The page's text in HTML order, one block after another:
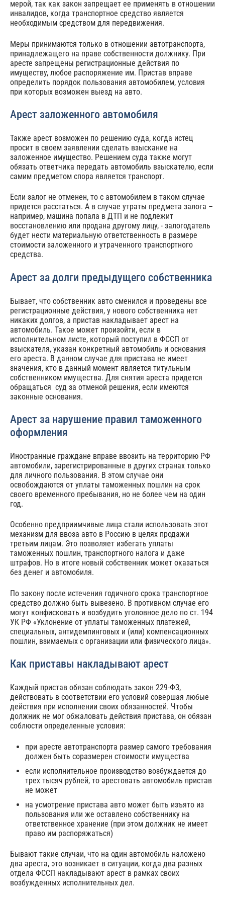
мерой, так как закон запрещает ее применять в отношении
инвалидов, когда транспортное средство является
необходимым средством для передвижения.
Меры принимаются только в отношении автотранспорта,
принадлежащего на праве собственности должнику. При
аресте запрещены регистрационные действия по
имуществу, любое распоряжение им. Пристав вправе
определить порядок пользования автомобилем, условия
при которых возможен выезд на авто.
Арест заложенного автомобиля
Также арест возможен по решению суда, когда истец
просит в своем заявлении сделать взыскание на
заложенное имущество. Решением суда также могут
обязать ответчика передать автомобиль взыскателю, если
самим предметом спора является транспорт.
Если залог не отменен, то с автомобилем в таком случае
придется расстаться. А в случае утраты предмета залога –
например, машина попала в ДТП и не подлежит
восстановлению или продана другому лицу, - залогодатель
будет нести материальную ответственность в размере
стоимости заложенного и утраченного транспортного
средства.
Арест за долги предыдущего собственника
Бывает, что собственник авто сменился и проведены все
регистрационные действия, у нового собственника нет
никаких долгов, а пристав накладывает арест на
автомобиль. Такое может произойти, если в
исполнительном листе, который поступил в ФССП от
взыскателя, указан конкретный автомобиль и основания
его ареста. В данном случае для пристава не имеет
значения, кто в данный момент является титульным
собственником имущества. Для снятия ареста придется
обращаться суд за отменой решения, если имеются
законные основания.
Арест за нарушение правил таможенного
оформления
Иностранные граждане вправе ввозить на территорию РФ
автомобили, зарегистрированные в других странах только
для личного пользования. В этом случае они
освобождаются от уплаты таможенных пошлин на срок
своего временного пребывания, но не более чем на один
год.
Особенно предприимчивые лица стали использовать этот
механизм для ввоза авто в Россию в целях продажи
третьим лицам. Это позволяет избегать уплаты
таможенных пошлин, транспортного налога и даже
штрафов. Но в итоге новый собственник может оказаться
без денег и автомобиля.
По закону после истечения годичного срока транспортное
средство должно быть вывезено. В противном случае его
могут конфисковать и возбудить уголовное дело по ст. 194
УК РФ «Уклонение от уплаты таможенных платежей,
специальных, антидемпинговых и (или) компенсационных
пошлин, взимаемых с организации или физического лица».
Как приставы накладывают арест
Каждый пристав обязан соблюдать закон 229-ФЗ,
действовать в соответствии его условий совершая любые
действия при исполнении своих обязанностей. Чтобы
должник не мог обжаловать действия пристава, он обязан
соблюсти определенные условия:
при аресте автотранспорта размер самого требования
должен быть соразмерен стоимости имущества
если исполнительное производство возбуждается до
трех тысяч рублей, то арестовать автомобиль пристав
не может
на усмотрение пристава авто может быть изъято из
пользования или же оставлено собственнику на
ответственное хранение (при этом должник не имеет
право им распоряжаться)
Бывают такие случаи, что на один автомобиль наложено
два ареста, это возникает в ситуации, когда два разных
отдела ФССП накладывают арест в рамках своих
возбужденных исполнительных дел.